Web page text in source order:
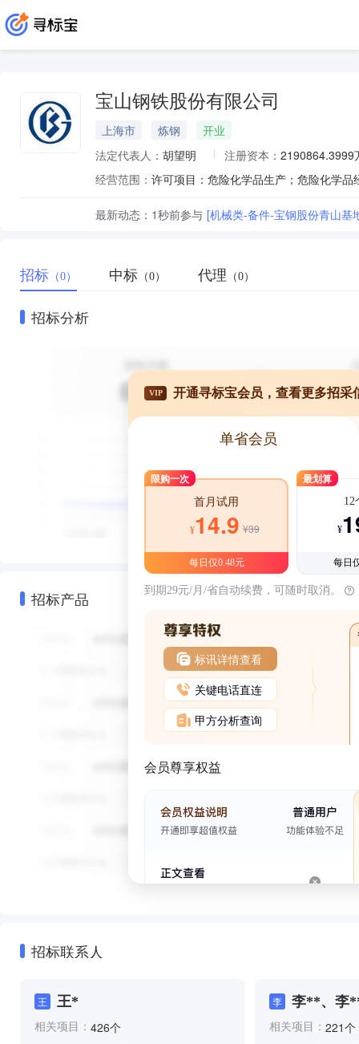
宝山钢铁股份有限公司
上海市 炼钢
开业
法定代表人： 胡望明 注册资本： 2190864.3999
经营范围：
最新动态： 1秒前参与 [机械类-备件-宝钢股份青山
招标 （0） 中标 （0） 代理 （0）
招标分析
招标产品
VIP 开通寻标宝会员，查看更多招采
单省会员
限购一次
首月试用
¥14.9 ¥39
每日仅0.48元
最划算
12
¥
每日
到期29元/月/省自动续费，可随时取消。
标讯详情查看
关键电话直连
甲方分析查询
会员尊享权益
招标联系人
王 王*
相关项目： 426个
李 李**、李
相关项目： 221个